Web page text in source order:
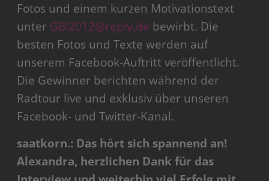
Fotos und einem kurzen Motivationstext
unter GBI2012@reply.de bewirbt. Die
besten Fotos und Texte werden auf
unserem Facebook-Auftritt veröffentlicht.
Die Gewinner berichten während der
Radtour live und exklusiv über unseren
Facebook- und Twitter-Kanal.
saatkorn.: Das hört sich spannend an!
Alexandra, herzlichen Dank für das